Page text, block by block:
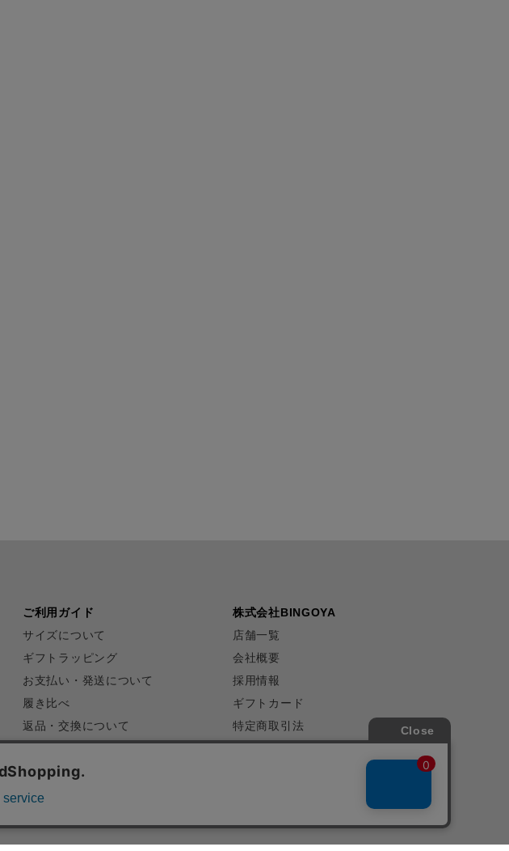
ご利用ガイド
サイズについて
ギフトラッピング
お支払い・発送について
履き比べ
返品・交換について
お問い合わせ
株式会社BINGOYA
店舗一覧
会社概要
採用情報
ギフトカード
特定商取引法